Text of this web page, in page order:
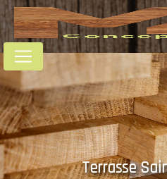
Terrasse
Panneau de gestion des cookies